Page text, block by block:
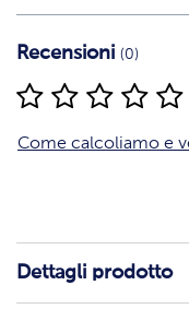
Recensioni (0)
Come calcoliamo e
Dettagli prodotto